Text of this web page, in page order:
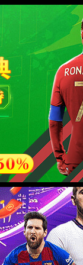
试。